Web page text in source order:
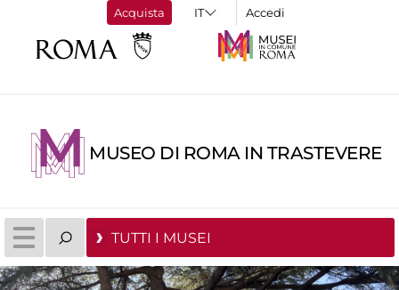
Acquista Accedi
MUSEO DI ROMA IN TRASTEVERE
TUTTI I MUSEI